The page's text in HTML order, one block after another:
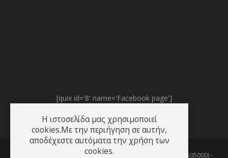
[quix id='8' name='Facebook page']
InfoGate Technologies (Αρ. Γ.Ε.Μ.Η. : 37870505000) -
Η ιστοσελίδα μας χρησιμοποιεί
cookies.Με την περιήγηση σε αυτήν,
αποδέχεστε αυτόματα την χρήση των
cookies.